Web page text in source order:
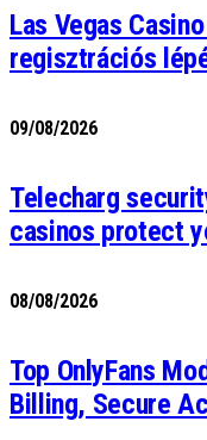
Las Vegas
regisztrációs
09/08/2026
Telecharg
casinos protect
08/08/2026
Top OnlyFans
Billing, Secure